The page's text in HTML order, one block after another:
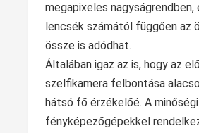
megapixeles nagyságrendben,
lencsék számától függően az
össze is adódhat.
Általában igaz az is, hogy az
szelfikamera felbontása
hátsó fő érzékelőé. A minőségi
fényképezőgépekkel